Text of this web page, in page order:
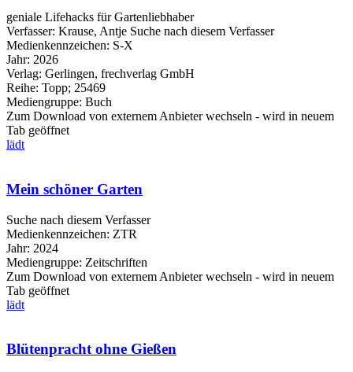
geniale Lifehacks für Gartenliebhaber
Verfasser: Krause, Antje Suche nach diesem Verfasser
Medienkennzeichen: S-X
Jahr: 2026
Verlag: Gerlingen, frechverlag GmbH
Reihe: Topp; 25469
Mediengruppe: Buch
Zum Download von externem Anbieter wechseln - wird in neuem
Tab geöffnet
lädt
Mein schöner Garten
Suche nach diesem Verfasser
Medienkennzeichen: ZTR
Jahr: 2024
Mediengruppe: Zeitschriften
Zum Download von externem Anbieter wechseln - wird in neuem
Tab geöffnet
lädt
Blütenpracht ohne Gießen